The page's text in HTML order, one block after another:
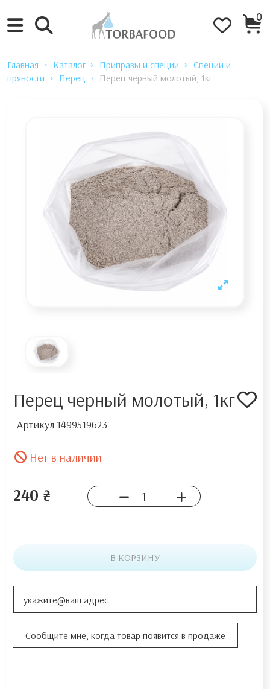
0
Главная Каталог Приправы и специи
Специи и
пряности
Перец Перец черный молотый, 1кг
Перец черный молотый, 1кг
Артикул 1499519623
Нет в наличии
240 ₴
В КОРЗИНУ